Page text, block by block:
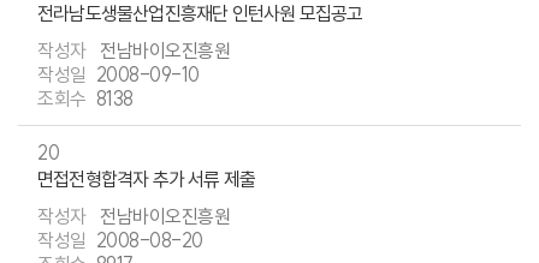
전라남도생물산업진흥재단 인턴사원 모집공고
전남바이오진흥원
2008-09-10
8138
20
면접전형합격자 추가 서류 제출
전남바이오진흥원
2008-08-20